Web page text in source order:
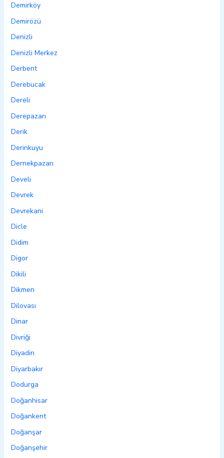
Demirköy
Demirözü
Denizli
Denizli Merkez
Derbent
Derebucak
Dereli
Derepazarı
Derik
Derinkuyu
Dernekpazarı
Develi
Devrek
Devrekani
Dicle
Didim
Digor
Dikili
Dikmen
Dilovası
Dinar
Divriği
Diyadin
Diyarbakır
Dodurga
Doğanhisar
Doğankent
Doğanşar
Doğanşehir